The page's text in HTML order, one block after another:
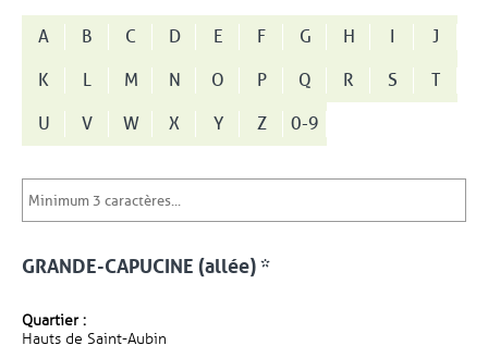
A B C D E F G H I
J
K
L M N O P Q R S
T
U
V W X Y Z 0-9
GRANDE-CAPUCINE (allée) *
Quartier :
Hauts de Saint-Aubin